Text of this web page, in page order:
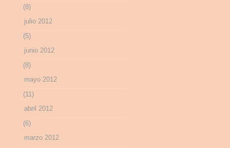
(8)
julio 2012
(5)
junio 2012
(8)
mayo 2012
(11)
abril 2012
(6)
marzo 2012